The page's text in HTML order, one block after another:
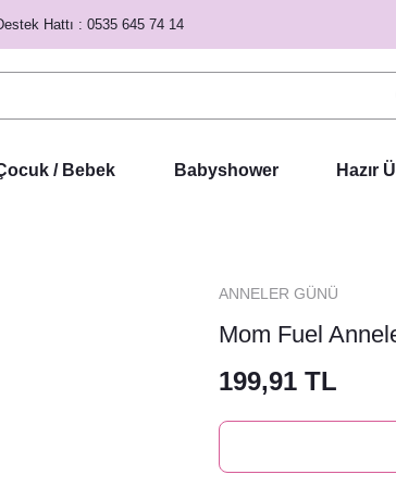
Hattı : 0535 645 74 14
/ Bebek Babyshower Hazır
ANNELER GÜNÜ
Mom Fuel
199,91 TL